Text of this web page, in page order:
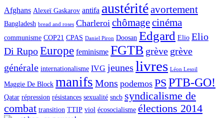
Afghans Alexeï Gaskarov antifa austéritéavortement
Bangladesh bread and roses Charleroi chômagecinéma
communisme COP21 CPAS Daniel Piron Doosan Edgard Elio Elio
Di RupoEurope feminisme FGTB grève grève
générale internationalisme IVG jeunes livres Léon Lesoil
Maggie De Block manifs Mons podemos PS PTB-GO!
Qatar répression résistances sexualité sncb syndicalisme de
combat transition TTIP viol écosocialisme élections 2014